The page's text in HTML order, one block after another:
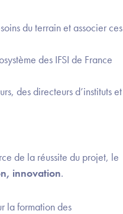
du terrain et associer ces
des IFSI de France
des directeurs d’instituts et
de la réussite du projet, le
innovation.
la formation des